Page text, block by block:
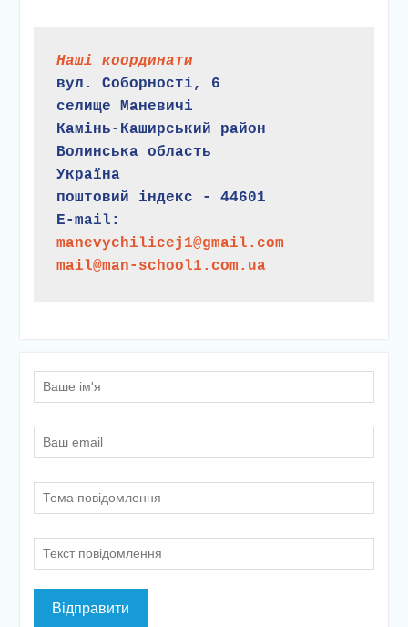
Наші координати
вул. Соборності, 6
селище Маневичі
Камінь-Каширський район
Волинська область
Україна
поштовий індекс - 44601
E-mail:
manevychilicej1@gmail.com
mail@man-school1.com.ua